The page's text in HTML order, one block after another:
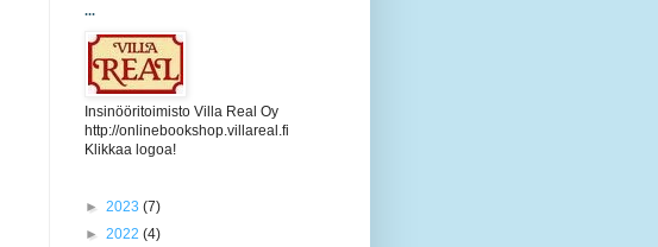
...
Insinööritoimisto Villa Real Oy
http://onlinebookshop.villareal.fi
Klikkaa logoa!
► 2023 (7)
► 2022 (4)